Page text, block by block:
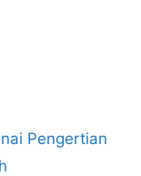
Pengertian